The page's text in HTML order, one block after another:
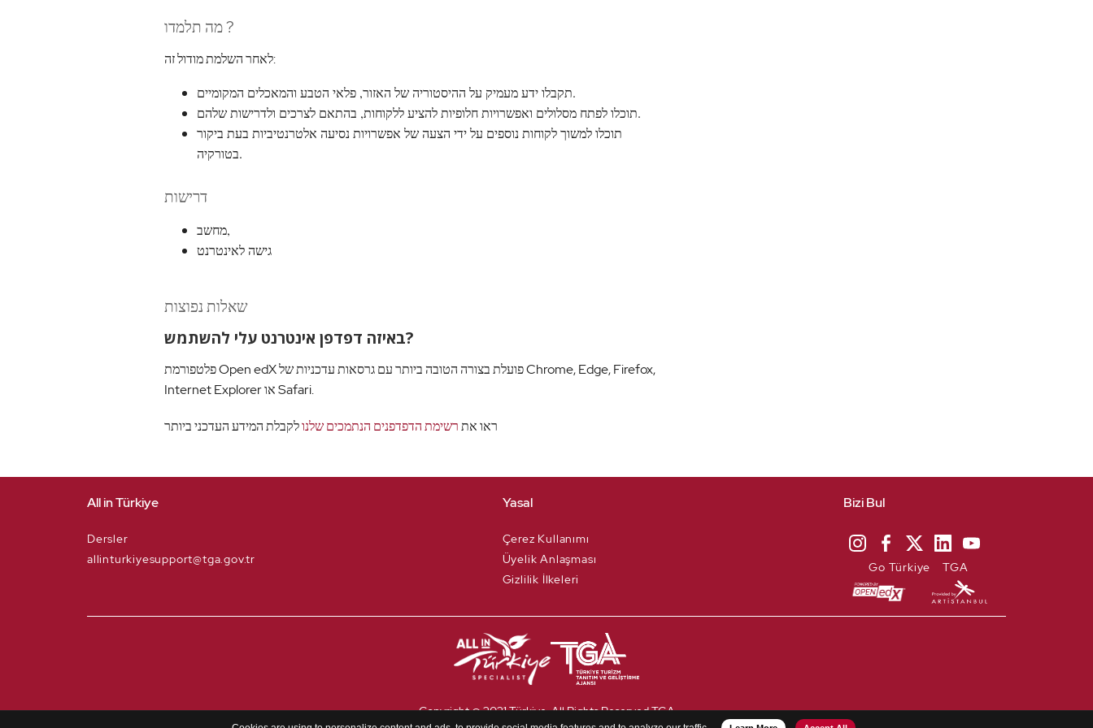
מה תלמדו ?
לאחר השלמת מודול זה:
תקבלו ידע מעמיק על ההיסטוריה של האזור, פלאי הטבע והמאכלים המקומיים.
תוכלו לפתח מסלולים ואפשרויות חלופיות להציע ללקוחות, בהתאם לצרכים ולדרישות שלהם.
תוכלו למשוך לקוחות נוספים על ידי הצעה של אפשרויות נסיעה אלטרנטיביות בעת ביקור
בטורקיה.
דרישות
מחשב,
גישה לאינטרנט
שאלות נפוצות
באיזה דפדפן אינטרנט עלי להשתמש?
פלטפורמת Open edX פועלת בצורה הטובה ביותר עם גרסאות עדכניות של Chrome, Edge, Firefox,
Internet Explorer או Safari.
ראו אתרשימת הדפדפנים הנתמכים שלנולקבלת המידע העדכני ביותר
All in Türkiye
Dersler
allinturkiyesupport@tga.gov.tr
Yasal
Çerez Kullanımı
Üyelik Anlaşması
Gizlilik İlkeleri
Bizi Bul
Go Türkiye TGA
Copyright @ 2021 Türkiye. All Rights Reserved TGA